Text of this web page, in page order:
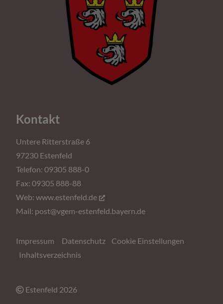
Kontakt
Untere Ritterstraße 6
97230 Estenfeld
Telefon: 09305 888-0
Fax: 09305 888-88
Web: www.estenfeld.de
Mail: post@vgem-estenfeld.bayern.de
Impressum Datenschutz
Cookie Einstellungen
Inhaltsverzeichnis
Estenfeld 2026